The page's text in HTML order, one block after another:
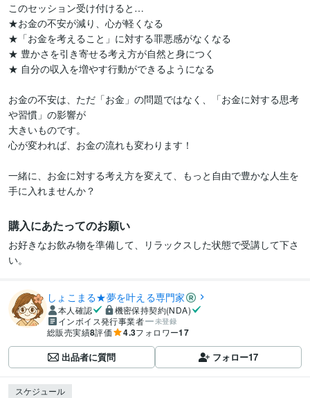
このセッション受け付けると…
★お金の不安が減り、心が軽くなる
★「お金を考えること」に対する罪悪感がなくなる
★ 豊かさを引き寄せる考え方が自然と身につく
★ 自分の収入を増やす行動ができるようになる
お金の不安は、ただ「お金」の問題ではなく、「お金に対する思考
や習慣」の影響が
大きいものです。
心が変われば、お金の流れも変わります！
一緒に、お金に対する考え方を変えて、もっと自由で豊かな人生を
手に入れませんか？
購入にあたってのお願い
お好きなお飲み物を準備して、リラックスした状態で受講して下さ
い。
しょこまる★夢を叶える専門家
本人確認
機密保持契約(NDA)
インボイス発行事業者
未登録
総販売実績8評価 4.3フォロワー17
出品者に質問 フォロー17
スケジュール